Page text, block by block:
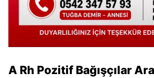
A Rh Pozitif Bağışçılar